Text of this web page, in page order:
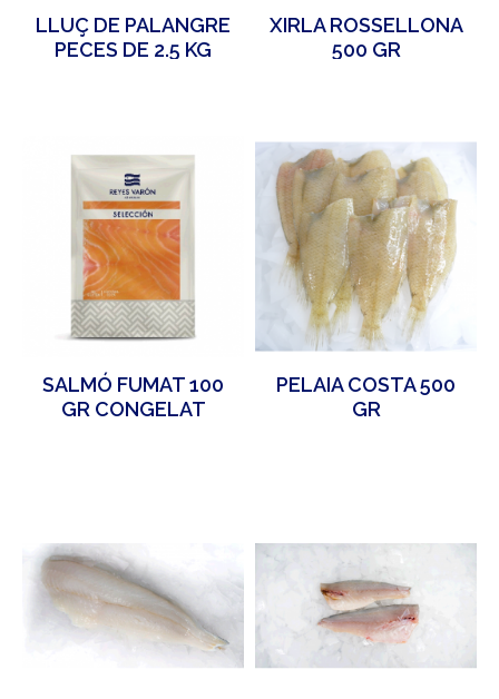
LLUÇ DE PALANGRE
PECES DE 2.5 KG
XIRLA ROSSELLONA
500 GR
SALMÓ FUMAT 100
GR CONGELAT
PELAIA COSTA 500
GR